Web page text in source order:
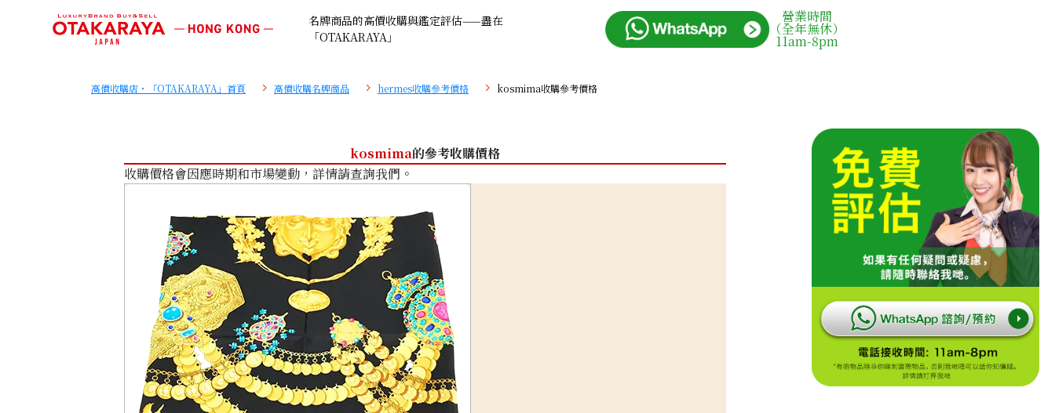
名牌商品的高價收購與鑑定評估——盡在
「OTAKARAYA」
營業時間
（全年無休）
11am-8pm
高價收購店・「OTAKARAYA」首頁 高價收購名牌商品 hermes收購參考價格 kosmima收購參考價格
kosmima的參考收購價格
收購價格會因應時期和市場變動，詳情請查詢我們。